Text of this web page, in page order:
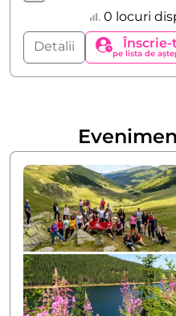
0 locuri
Detalii Înscrie-
pe lista de